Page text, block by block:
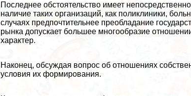
Последнее обстоятельство имеет
наличие таких организаций, как поликлиники,
случаях предпочтительнее преобладание
рынка допускает большее многообразие
хаpaктер.
Наконец, обсуждая вопрос об отношениях
условия их формирования.